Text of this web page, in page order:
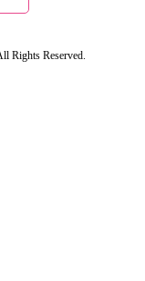
Rights Reserved.